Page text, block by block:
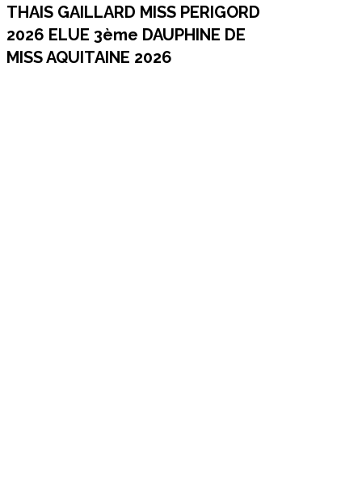
THAIS GAILLARD MISS PERIGORD
2026 ELUE 3ème DAUPHINE DE
MISS AQUITAINE 2026